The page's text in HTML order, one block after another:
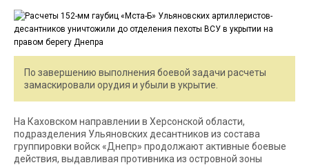
По завершению выполнения боевой задачи расчеты
замаскировали орудия и убыли в укрытие.
На Каховском направлении в Херсонской области,
подразделения Ульяновских десантников из состава
группировки войск «Днепр» продолжают активные боевые
действия, выдавливая противника из островной зоны